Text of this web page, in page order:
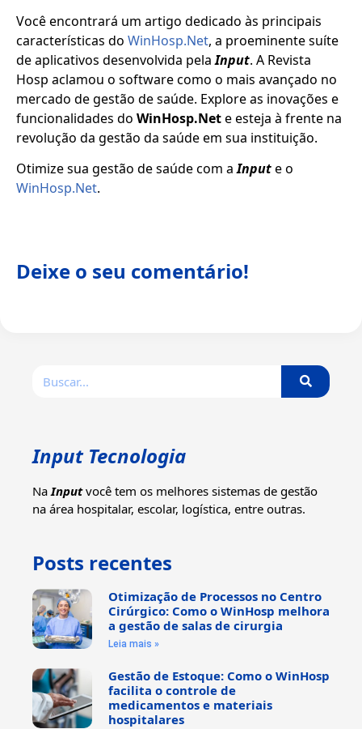
Você encontrará um artigo dedicado às principais
características do WinHosp.Net, a proeminente suíte
de aplicativos desenvolvida pelaInput. A Revista
Hosp aclamou o software como o mais avançado no
mercado de gestão de saúde. Explore as inovações e
funcionalidades do WinHosp.Nete esteja à frente na
revolução da gestão da saúde em sua instituição.
Otimize sua gestão de saúde com aInpute o
WinHosp.Net.
Deixe o seu comentário!
Input Tecnologia
Na Inputvocê tem os melhores sistemas de gestão
na área hospitalar, escolar, logística, entre outras.
Posts recentes
Otimização de Processos no Centro
Cirúrgico: Como o WinHosp melhora
a gestão de salas de cirurgia
Leia mais »
Gestão de Estoque: Como o WinHosp
facilita o controle de
medicamentos e materiais
hospitalares